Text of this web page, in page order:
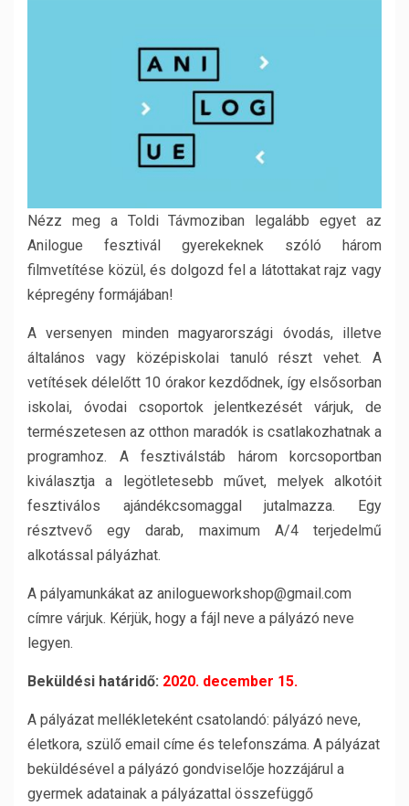
Nézz meg a Toldi Távmoziban legalább egyet az
Anilogue fesztivál gyerekeknek szóló három
filmvetítése közül, és dolgozd fel a látottakat rajz vagy
képregény formájában!
A versenyen minden magyarországi óvodás, illetve
általános vagy középiskolai tanuló részt vehet. A
vetítések délelőtt 10 órakor kezdődnek, így elsősorban
iskolai, óvodai csoportok jelentkezését várjuk, de
természetesen az otthon maradók is csatlakozhatnak a
programhoz. A fesztiválstáb három korcsoportban
kiválasztja a legötletesebb művet, melyek alkotóit
fesztiválos ajándékcsomaggal jutalmazza. Egy
résztvevő egy darab, maximum A/4 terjedelmű
alkotással pályázhat.
A pályamunkákat az anilogueworkshop@gmail.com
címre várjuk. Kérjük, hogy a fájl neve a pályázó neve
legyen.
Beküldési határidő: 2020. december 15.
A pályázat mellékleteként csatolandó: pályázó neve,
életkora, szülő email címe és telefonszáma. A pályázat
beküldésével a pályázó gondviselője hozzájárul a
gyermek adatainak a pályázattal összefüggő